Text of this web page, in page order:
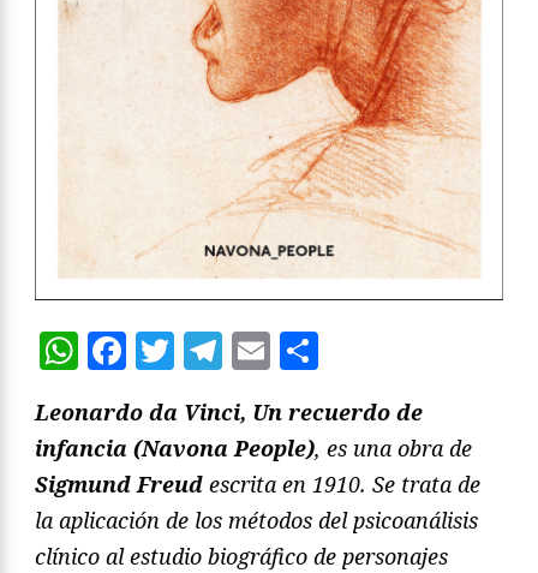
WhatsApp
Facebook
Twitter
Telegram
Email
Leonardo da Vinci, Un recuerdo de
infancia (Navona People), es una obra de
Sigmund Freud escrita en 1910. Se trata de
la aplicación de los métodos del psicoanálisis
clínico al estudio biográfico de personajes